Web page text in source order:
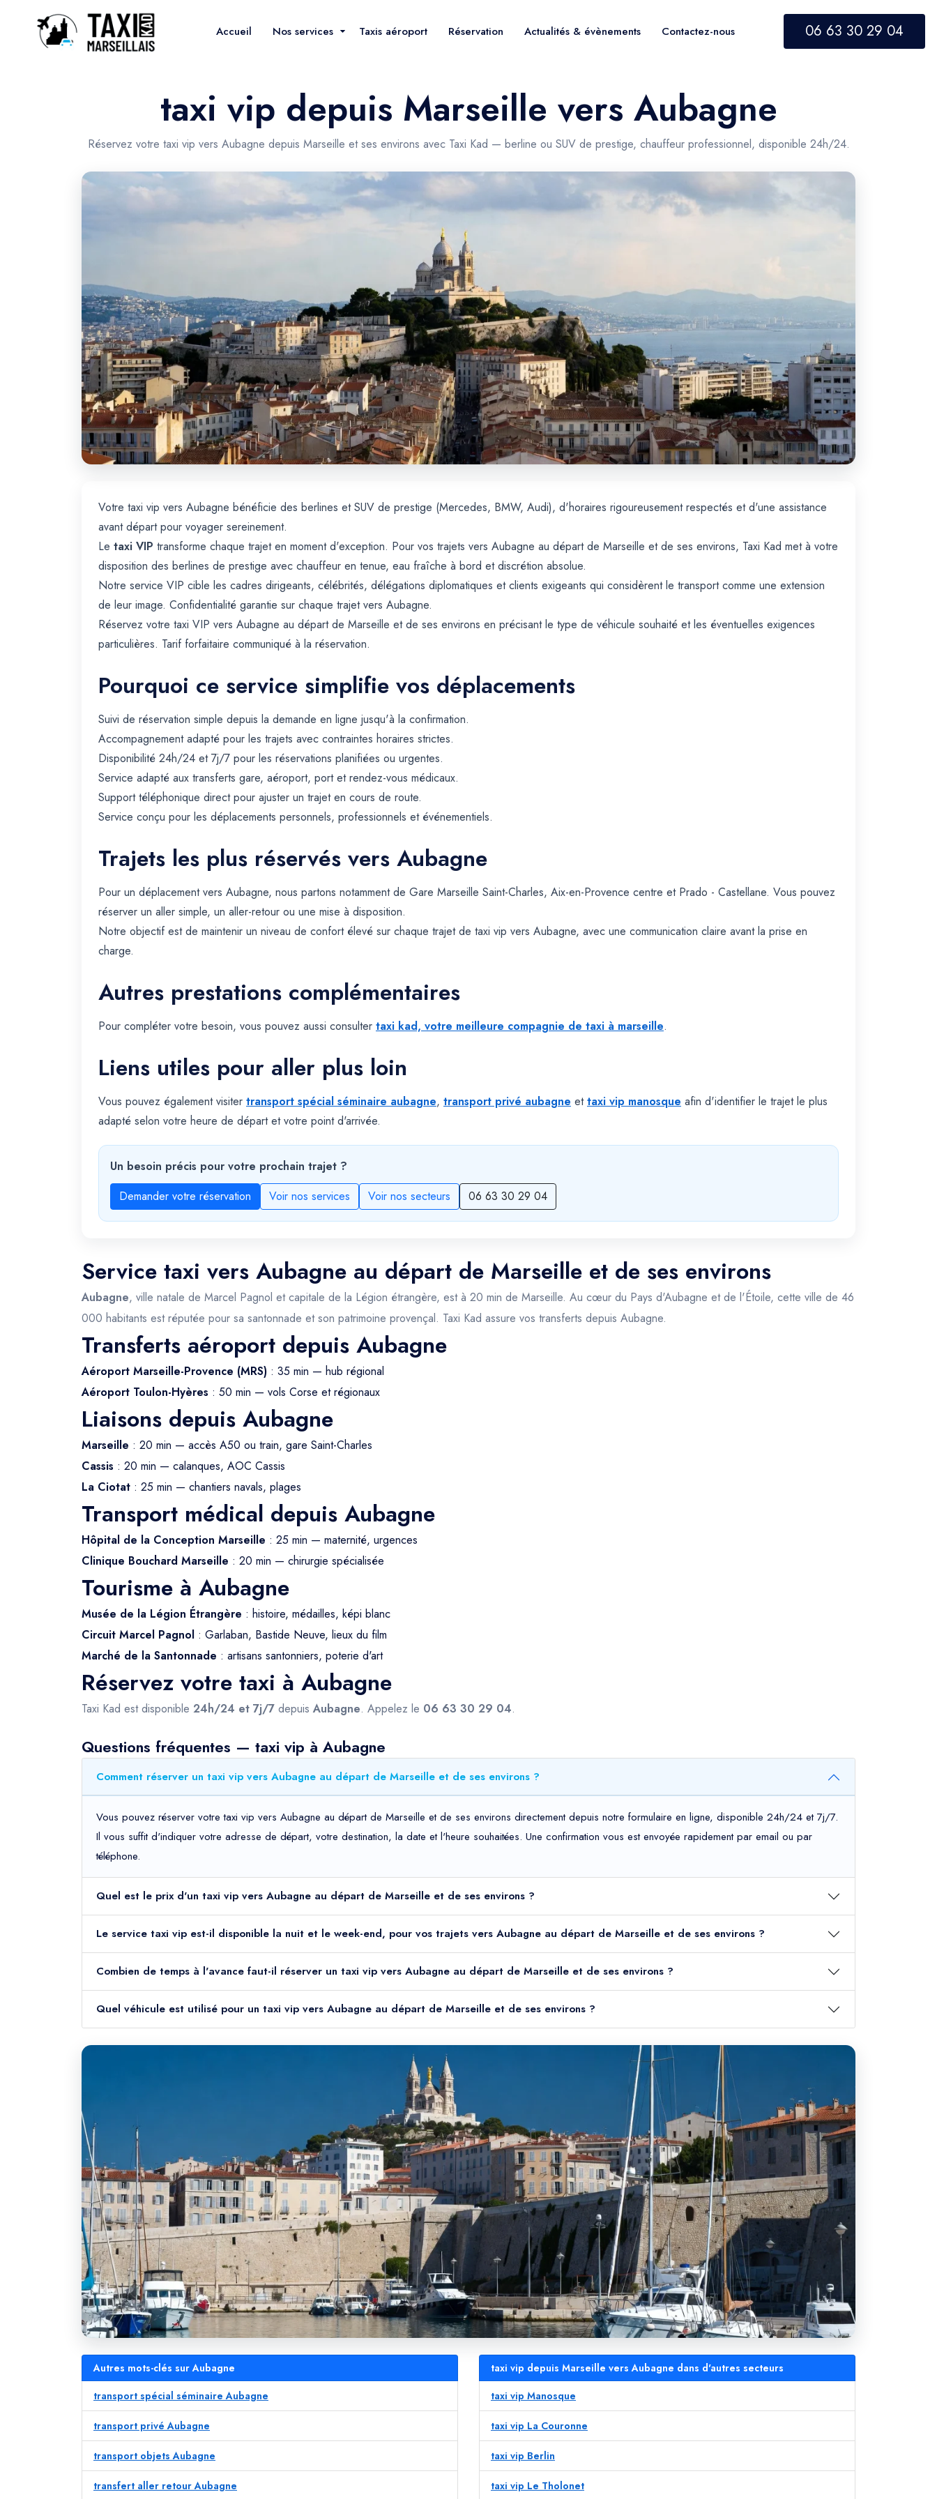
Accueil Nos services Taxis aéroport Réservation Actualités & évènements Contactez-nous 06 63 30 29 04
taxi vip depuis Marseille vers Aubagne
Réservez votre taxi vip vers Aubagne depuis Marseille et ses environs avec Taxi Kad — berline ou SUV de prestige, chauffeur professionnel, disponible 24h/24.
Votre taxi vip vers Aubagne bénéficie des berlines et SUV de prestige (Mercedes, BMW, Audi), d'horaires rigoureusement respectés et d'une assistance
avant départ pour voyager sereinement.
Le taxi VIP transforme chaque trajet en moment d'exception. Pour vos trajets vers Aubagne au départ de Marseille et de ses environs, Taxi Kad met à votre
disposition des berlines de prestige avec chauffeur en tenue, eau fraîche à bord et discrétion absolue.
Notre service VIP cible les cadres dirigeants, célébrités, délégations diplomatiques et clients exigeants qui considèrent le transport comme une extension
de leur image. Confidentialité garantie sur chaque trajet vers Aubagne.
Réservez votre taxi VIP vers Aubagne au départ de Marseille et de ses environs en précisant le type de véhicule souhaité et les éventuelles exigences
particulières. Tarif forfaitaire communiqué à la réservation.
Pourquoi ce service simplifie vos déplacements
Suivi de réservation simple depuis la demande en ligne jusqu'à la confirmation.
Accompagnement adapté pour les trajets avec contraintes horaires strictes.
Disponibilité 24h/24 et 7j/7 pour les réservations planifiées ou urgentes.
Service adapté aux transferts gare, aéroport, port et rendez-vous médicaux.
Support téléphonique direct pour ajuster un trajet en cours de route.
Service conçu pour les déplacements personnels, professionnels et événementiels.
Trajets les plus réservés vers Aubagne
Pour un déplacement vers Aubagne, nous partons notamment de Gare Marseille Saint-Charles, Aix-en-Provence centre et Prado - Castellane. Vous pouvez
réserver un aller simple, un aller-retour ou une mise à disposition.
Notre objectif est de maintenir un niveau de confort élevé sur chaque trajet de taxi vip vers Aubagne, avec une communication claire avant la prise en
charge.
Autres prestations complémentaires
Pour compléter votre besoin, vous pouvez aussi consulter taxi kad, votre meilleure compagnie de taxi à marseille.
Liens utiles pour aller plus loin
Vous pouvez également visiter transport spécial séminaire aubagne, transport privé aubagne ettaxi vip manosque afin d'identifier le trajet le plus
adapté selon votre heure de départ et votre point d'arrivée.
Un besoin précis pour votre prochain trajet ?
Demander votre réservation
Voir nos services Voir nos secteurs 06 63 30 29 04
Service taxi vers Aubagne au départ de Marseille et de ses environs
Aubagne, ville natale de Marcel Pagnol et capitale de la Légion étrangère, est à 20 min de Marseille. Au cœur du Pays d'Aubagne et de l'Étoile, cette ville de 46
000 habitants est réputée pour sa santonnade et son patrimoine provençal. Taxi Kad assure vos transferts depuis Aubagne.
Transferts aéroport depuis Aubagne
Aéroport Marseille-Provence (MRS) : 35 min — hub régional
Aéroport Toulon-Hyères : 50 min — vols Corse et régionaux
Liaisons depuis Aubagne
Marseille : 20 min — accès A50 ou train, gare Saint-Charles
Cassis : 20 min — calanques, AOC Cassis
La Ciotat : 25 min — chantiers navals, plages
Transport médical depuis Aubagne
Hôpital de la Conception Marseille : 25 min — maternité, urgences
Clinique Bouchard Marseille : 20 min — chirurgie spécialisée
Tourisme à Aubagne
Musée de la Légion Étrangère : histoire, médailles, képi blanc
Circuit Marcel Pagnol : Garlaban, Bastide Neuve, lieux du film
Marché de la Santonnade : artisans santonniers, poterie d'art
Réservez votre taxi à Aubagne
Taxi Kad est disponible 24h/24 et 7j/7 depuis Aubagne. Appelez le 06 63 30 29 04.
Questions fréquentes — taxi vip à Aubagne
Comment réserver un taxi vip vers Aubagne au départ de Marseille et de ses environs ?
Vous pouvez réserver votre taxi vip vers Aubagne au départ de Marseille et de ses environs directement depuis notre formulaire en ligne, disponible 24h/24 et 7j/7.
Il vous suffit d'indiquer votre adresse de départ, votre destination, la date et l'heure souhaitées. Une confirmation vous est envoyée rapidement par email ou par
téléphone.
Quel est le prix d'un taxi vip vers Aubagne au départ de Marseille et de ses environs ?
Le service taxi vip est-il disponible la nuit et le week-end, pour vos trajets vers Aubagne au départ de Marseille et de ses environs ?
Combien de temps à l'avance faut-il réserver un taxi vip vers Aubagne au départ de Marseille et de ses environs ?
Quel véhicule est utilisé pour un taxi vip vers Aubagne au départ de Marseille et de ses environs ?
Autres mots-clés sur Aubagne
transport spécial séminaire Aubagne
transport privé Aubagne
transport objets Aubagne
transfert aller retour Aubagne
taxi vip depuis Marseille vers Aubagne dans d'autres secteurs
taxi vip Manosque
taxi vip La Couronne
taxi vip Berlin
taxi vip Le Tholonet